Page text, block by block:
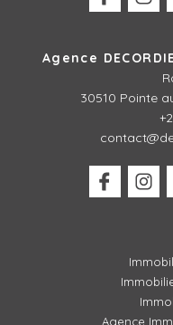
Agence
30510 Pointe
Agence